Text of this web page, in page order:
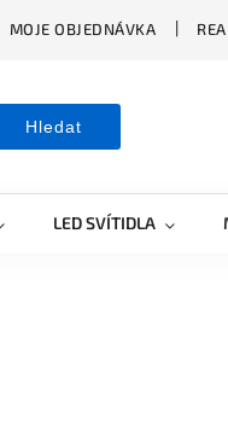
MOJE OBJEDNÁVKA
Hledat
LED SVÍTIDLA